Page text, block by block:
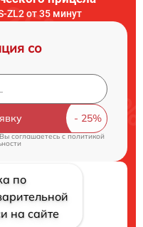
ZL2 от 35 минут
со
соглашаетесь cполитикой
по
на сайте